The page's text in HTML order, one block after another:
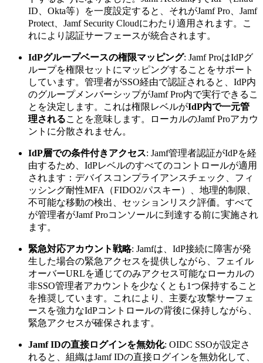
ID、Okta等）を一度設定すると、それがJamf Pro、Jamf
Protect、Jamf Security Cloudにわたり適用されます。こ
れにより認証サーフェースが統合されます。
IdPグループベースの権限マッピング: Jamf ProはIdPグ
ループを権限セットにマッピングすることをサポート
しています。管理者がSSO経由で認証されると、IdP内
のグループメンバーシップがJamf Pro内で実行できるこ
とを決定します。これは権限レベルがIdP内で一元管
理されることを意味します。ローカルのJamf Proアカウ
ントに分散されません。
IdP層での条件付きアクセス: Jamf管理者認証がIdPを経
由するため、IdPレベルのすべてのコントロールが適用
されます：デバイスコンプライアンスチェック、フィ
ッシング耐性MFA（FIDO2/パスキー）、地理的制限、
不可能な移動の検出、セッションリスク評価。すべて
が管理者がJamf Proコンソールに到達する前に実施され
ます。
緊急対応アカウント戦略: Jamfは、IdP接続に障害が発
生した場合の緊急アクセスを提供しながら、フェイル
オーバーURLを通じてのみアクセス可能なローカルの
非SSO管理者アカウントを少なくとも1つ保持すること
を推奨しています。これにより、主要な攻撃サーフェ
ースを強力なIdPコントロールの背後に保持しながら、
緊急アクセスが確保されます。
Jamf IDの直接ログインを無効化: OIDC SSOが設定さ
れると、組織はJamf IDの直接ログインを無効化して、